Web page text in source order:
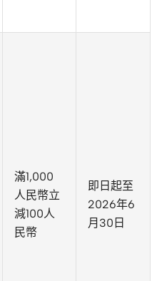
滿1,000
人民幣立
減100人
民幣
即日起至
2026年6
月30日